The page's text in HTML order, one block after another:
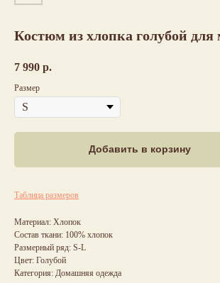
Костюм из хлопка голубой
7 990 р.
Размер
Добавить в корзину
Таблица размеров
Материал: Хлопок
Состав ткани: 100% хлопок
Размерный ряд: S-L
Цвет: Голубой
Категория: Домашняя одежда